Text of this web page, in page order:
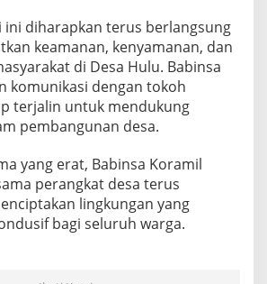
ini diharapkan terus berlangsung
keamanan, kenyamanan, dan
di Desa Hulu. Babinsa
komunikasi dengan tokoh
terjalin untuk mendukung
pembangunan desa.
yang erat, Babinsa Koramil
perangkat desa terus
lingkungan yang
bagi seluruh warga.